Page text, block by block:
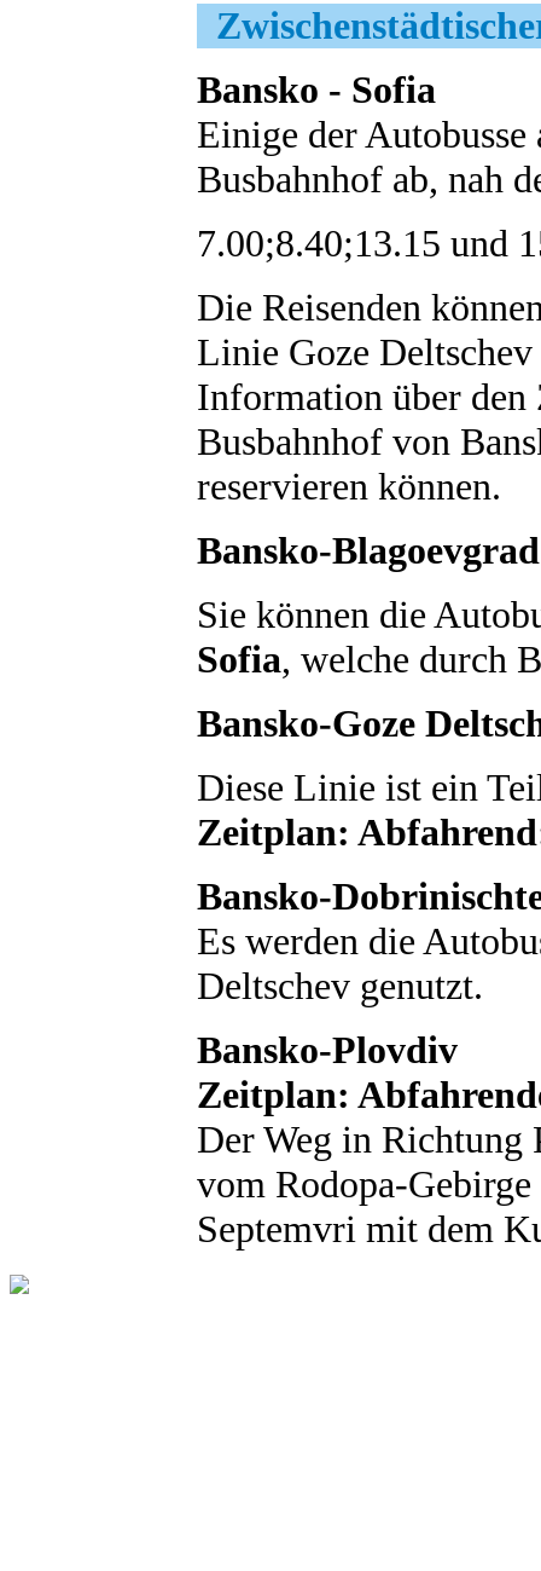
Bansko - Sofia
Einige der
Busbahnhof ab, nah
7.00;8.40;13.15 und
Die Reisenden
Linie Goze
Information über den
Busbahnhof von
reservieren können.
Bansko-Blagoevgrad
Sie können die
Sofia, welche durch
Bansko-Goze
Diese Linie ist ein
Zeitplan:
Bansko-
Es werden die
Deltschev genutzt.
Bansko-Plovdiv
Zeitplan:
Der Weg in
vom Rodopa-
Septemvri mit dem